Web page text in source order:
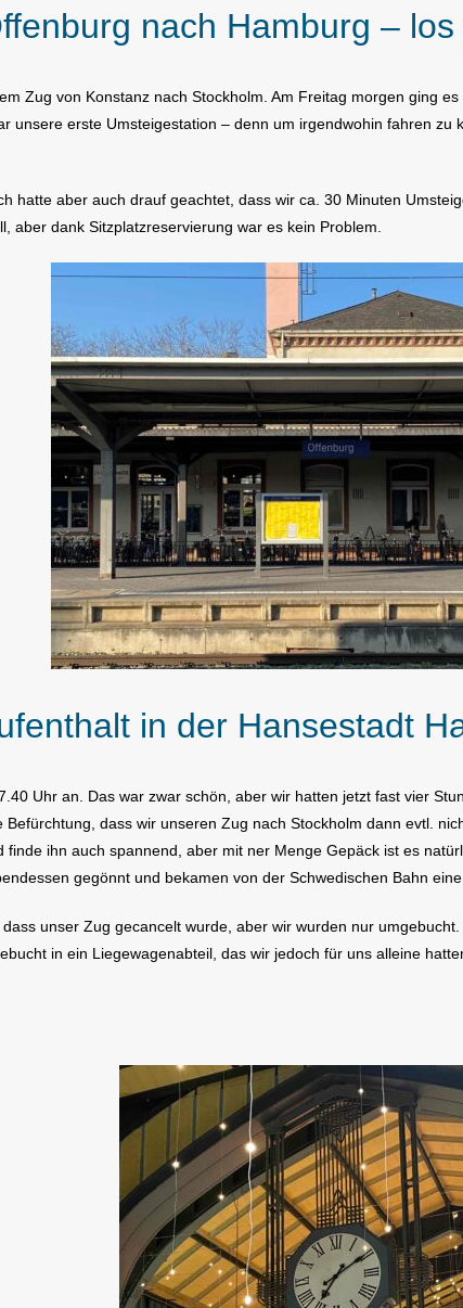
nach Hamburg – los
Zug von Konstanz nach Stockholm. Am Freitag morgen ging
unsere erste Umsteigestation – denn um irgendwohin fahren
hatte aber auch drauf geachtet, dass wir ca. 30 Minuten
aber dank Sitzplatzreservierung war es kein Problem.
in der Hansestadt
Uhr an. Das war zwar schön, aber wir hatten jetzt fast vier
dass wir unseren Zug nach Stockholm dann evtl.
ihn auch spannend, aber mit ner Menge Gepäck ist es
gegönnt und bekamen von der Schwedischen Bahn
unser Zug gecancelt wurde, aber wir wurden nur
in ein Liegewagenabteil, das wir jedoch für uns alleine